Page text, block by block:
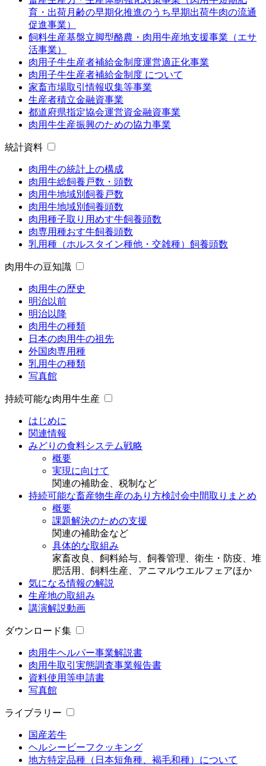
育・出荷月齢の早期化推進のうち早期出荷牛肉の流通
促進事業）
飼料生産基盤立脚型酪農・肉用牛産地支援事業（エサ
活事業）
肉用子牛生産者補給金制度運営適正化事業
肉用子牛生産者補給金制度 について
家畜市場取引情報収集等事業
生産者積立金融資事業
都道府県指定協会運営資金融資事業
肉用牛生産振興のための協力事業
統計資料
肉用牛の統計上の構成
肉用牛総飼養戸数・頭数
肉用牛地域別飼養戸数
肉用牛地域別飼養頭数
肉用種子取り用めす牛飼養頭数
肉専用種おす牛飼養頭数
乳用種（ホルスタイン種他・交雑種）飼養頭数
肉用牛の豆知識
肉用牛の歴史
明治以前
明治以降
肉用牛の種類
日本の肉用牛の祖先
外国肉専用種
乳用牛の種類
写真館
持続可能な肉用牛生産
はじめに
関連情報
みどりの食料システム戦略
概要
実現に向けて
関連の補助金、税制など
持続可能な畜産物生産のあり方検討会中間取りまとめ
概要
課題解決のための支援
関連の補助金など
具体的な取組み
家畜改良、飼料給与、飼養管理、衛生・防疫、堆
肥活用、飼料生産、アニマルウエルフェアほか
気になる情報の解説
生産地の取組み
講演解説動画
ダウンロード集
肉用牛ヘルパー事業解説書
肉用牛取引実態調査事業報告書
資料使用等申請書
写真館
ライブラリー
国産若牛
ヘルシービーフクッキング
地方特定品種（日本短角種、褐毛和種）について